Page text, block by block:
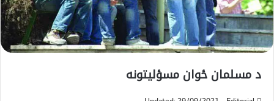
د مسلمان ځوان مسؤلیتونه